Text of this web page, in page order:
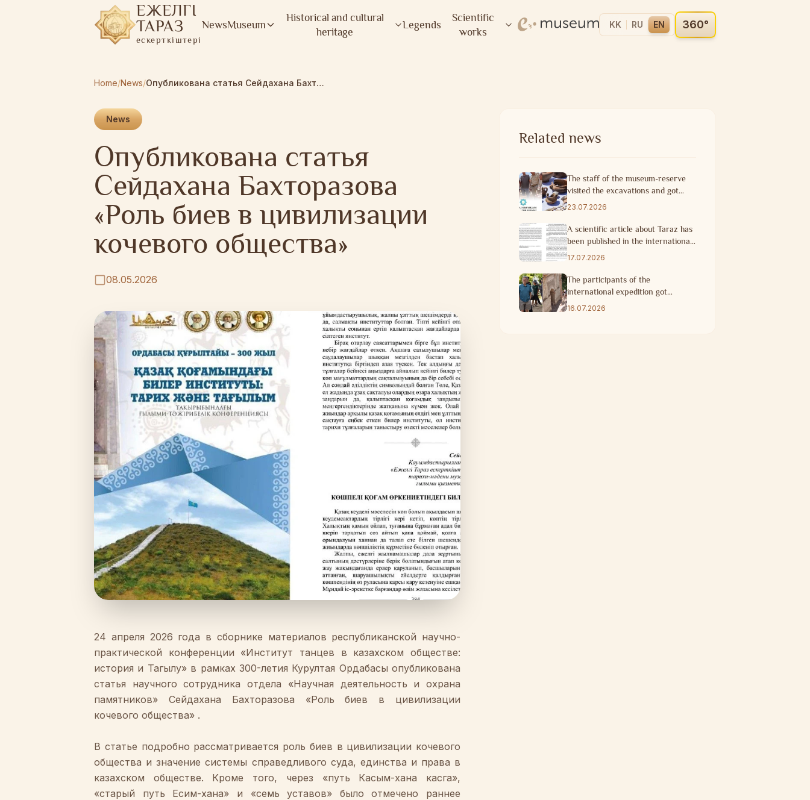
ЕЖЕЛГІ
ТАРАЗ
ескерткіштері
NewsMuseum
Historical and cultural
heritage
Legends
Scientific
works
KK RU EN 360°
Home/News/ Опубликована статья Сейдахана Бахторазова «Роль биев в цивилизации кочевого общества»
News
Опубликована статья
Сейдахана Бахторазова
«Роль биев в цивилизации
кочевого общества»
08.05.2026
24 апреля 2026 года в сборнике материалов республиканской научно-
практической
конференции «Институт танцев в казахскомобществе:
история и Тагылу»в рамках 300-летия Курултая Ордабасы опубликована
статья
научного сотрудника отдела «Научная деятельность и
охрана
памятников» Сейдахана Бахторазова «Роль биев в цивилизации
кочевого общества» .
В статье подробно рассматривается роль биев в цивилизации кочевого
общества и значение системы справедливого суда, единства и права в
казахском обществе. Кроме того, через «путь Касым-хана касга»,
«старый путь Есим-хана» и «семь уставов» было отмечено раннее
Related news
The staff of the museum-reserve
visited the excavations and got
acquainted with the progress of
23.07.2026
A scientific article about Taraz has
been published in the international
scientific journal of Turkey.
17.07.2026
The participants of the
international expedition got
acquainted with the historical
16.07.2026